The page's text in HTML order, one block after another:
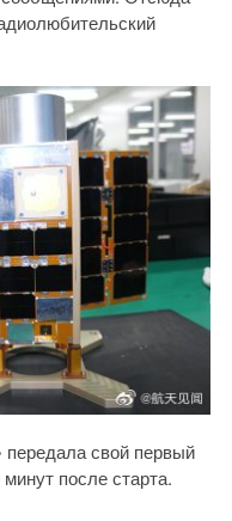
свой первый
после старта.